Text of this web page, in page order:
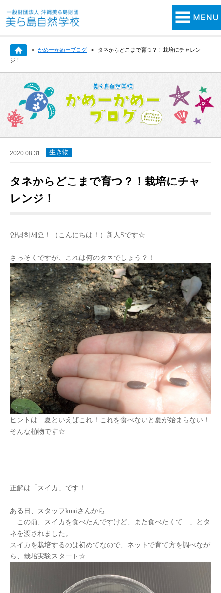
かめーかめーブログ
タネからどこまで育つ？！栽培にチャレン
ジ！
2020.08.31 生き物
タネからどこまで育つ？！栽培にチャ
レンジ！
안녕하세요 ！（こんにちは！） 新人 Sです☆
さっそくですが、これは何のタネでしょう？！
ヒントは…夏といえばこれ！これを食べないと夏が始まらない！
そんな植物です☆
正解は「スイカ」です！
ある日、スタッフkuniさんから
「この前、スイカを食べたんですけど、また食べたくて … 」とタ
ネを渡されました。
スイカを栽培するのは初めてなので、ネットで育て方を調べなが
ら、栽培実験スタート☆